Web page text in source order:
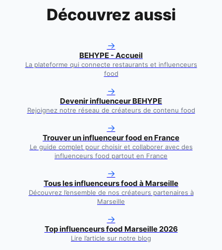
Découvrez aussi
→
BEHYPE - Accueil
La plateforme qui connecte restaurants et influenceurs
food
→
Devenir influenceur BEHYPE
Rejoignez notre réseau de créateurs de contenu food
→
Trouver un influenceur food en France
Le guide complet pour choisir et collaborer avec des
influenceurs food partout en France
→
Tous les influenceurs food à Marseille
Découvrez l’ensemble de nos créateurs partenaires à
Marseille
→
Top influenceurs food Marseille 2026
Lire l’article sur notre blog